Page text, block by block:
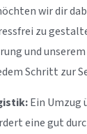
wir dir
zu
und
Schritt zur
Ein Umzug
eine gut